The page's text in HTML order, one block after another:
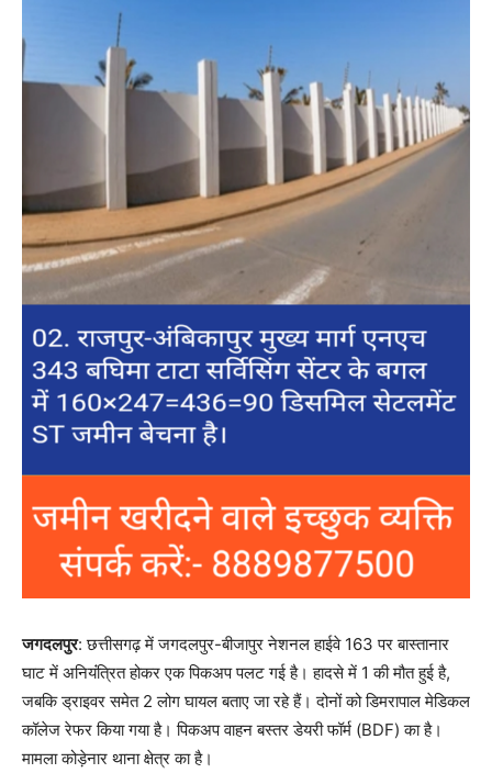
जगदलपुर: छत्तीसगढ़ में जगदलपुर-बीजापुर नेशनल हाईवे 163 पर बास्तानार
घाट में अनियंंत्रित होकर एक पिकअप पलट गई है। हादसे में 1 की मौत हुई है,
जबकि ड्राइवर समेत 2 लोग घायल बताए जा रहे हैं। दोनों को डिमरापाल मेडिकल
कॉलेज रेफर किया गया है। पिकअप वाहन बस्तर डेयरी फॉर्म (BDF) का है।
मामला कोड़ेनार थाना क्षेत्र का है।